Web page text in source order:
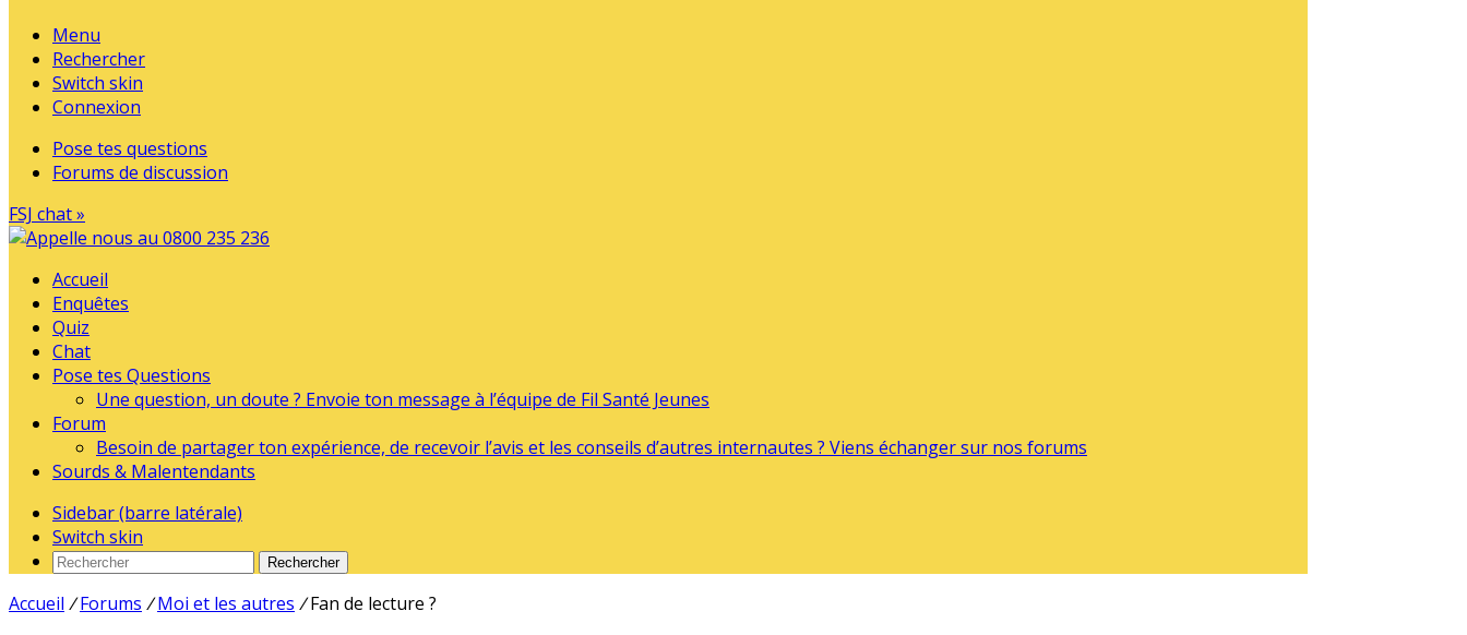
Menu
Rechercher
Switch skin
Connexion
Pose tes questions
Forums de discussion
FSJ chat »
Accueil
Enquêtes
Quiz
Chat
Pose tes Questions
Une question, un doute ? Envoie ton message à l’équipe de Fil Santé Jeunes
Forum
Besoin de partager ton expérience, de recevoir l’avis et les conseils d’autres internautes ? Viens échanger sur nos forums
Sourds & Malentendants
Sidebar (barre latérale)
Switch skin
Rechercher
Accueil / Forums / Moi et les autres / Fan de lecture ?